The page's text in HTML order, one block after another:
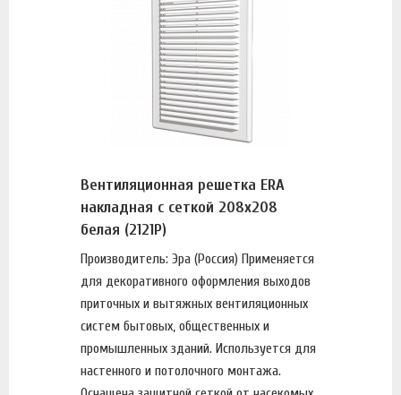
Вентиляционная решетка ERA
накладная с сеткой 208х208
белая (2121Р)
Производитель: Эра (Россия) Применяется
для декоративного оформления выходов
приточных и вытяжных вентиляционных
систем бытовых, общественных и
промышленных зданий. Используется для
настенного и потолочного монтажа.